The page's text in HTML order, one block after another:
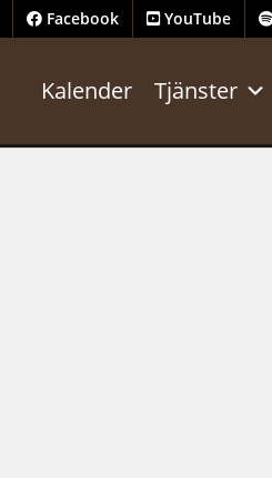
Facebook YouTube
Kalender Tjänster